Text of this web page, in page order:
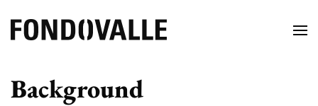
Background